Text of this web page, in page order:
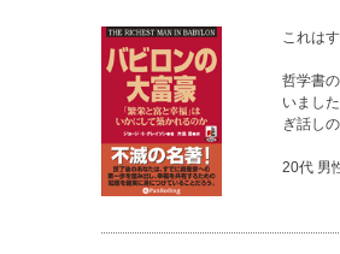
これは
哲学書
いまし
ぎ話し
20代 男